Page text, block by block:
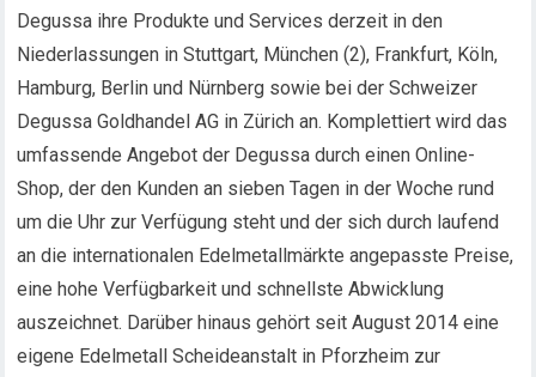
Degussa ihre Produkte und Services derzeit in den
Niederlassungen in Stuttgart, München (2), Frankfurt, Köln,
Hamburg, Berlin und Nürnberg sowie bei der Schweizer
Degussa Goldhandel AG in Zürich an. Komplettiert wird das
umfassende Angebot der Degussa durch einen Online-
Shop, der den Kunden an sieben Tagen in der Woche rund
um die Uhr zur Verfügung steht und der sich durch laufend
an die internationalen Edelmetallmärkte angepasste Preise,
eine hohe Verfügbarkeit und schnellste Abwicklung
auszeichnet. Darüber hinaus gehört seit August 2014 eine
eigene Edelmetall Scheideanstalt in Pforzheim zur